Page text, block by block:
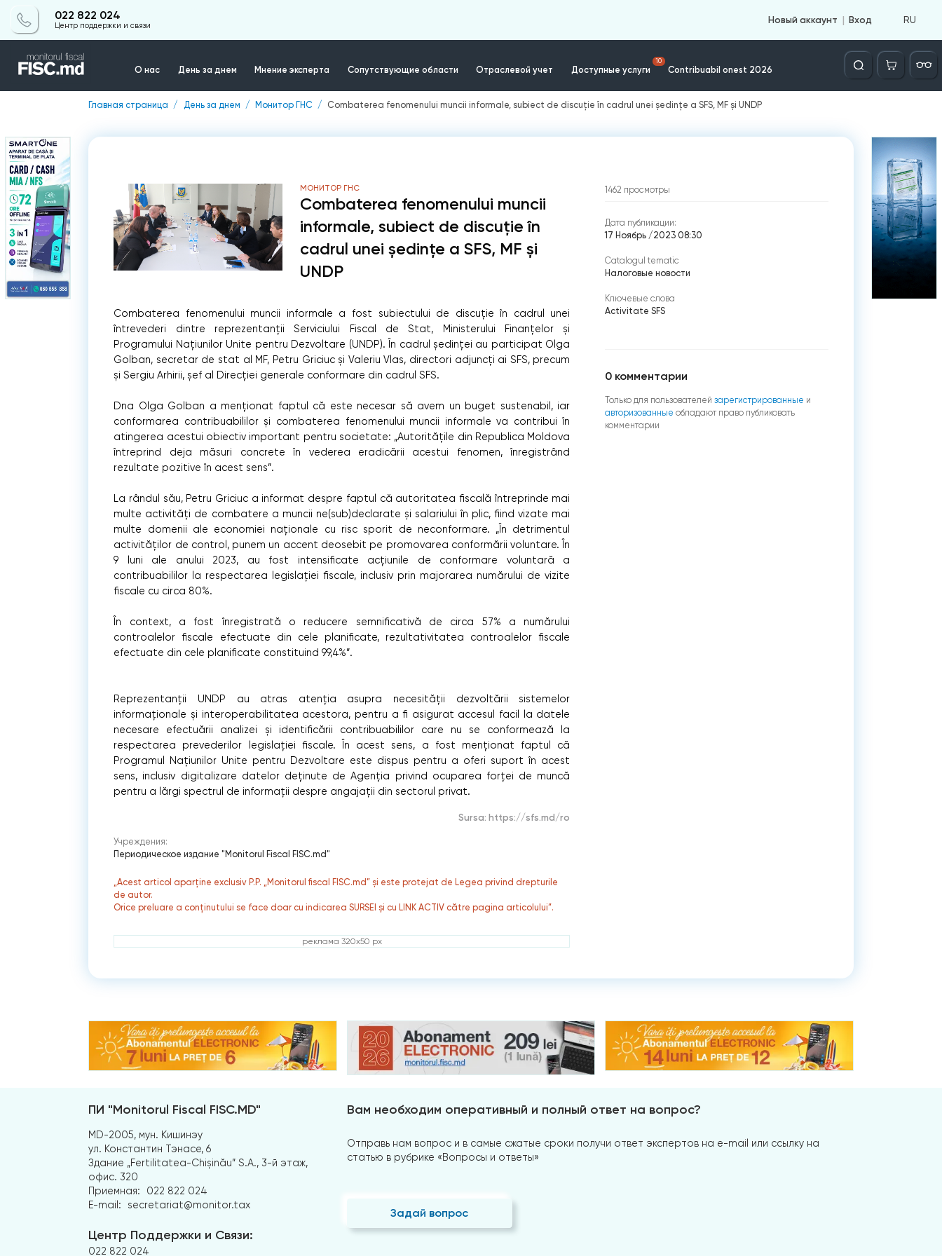
022 822 024
Центр поддержки и связи
Новый аккаунт Вход RU
О нас День за днем Мнение эксперта Сопутствующие области Отраслевой учет Доступные услуги
10
Contribuabil onest 2026
Căutare
Главная страница День за днем Монитор ГНС Combaterea fenomenului muncii informale, subiect de discuție în cadrul unei ședințe a SFS, MF și UNDP
МОНИТОР ГНС
Combaterea fenomenului muncii
informale, subiect de discuție în
cadrul unei ședințe a SFS, MF și
UNDP
Combaterea fenomenului muncii informale a fost subiectului de discuție în cadrul unei
întrevederi dintre reprezentanții Serviciului Fiscal de Stat, Ministerului Finanțelor și
Programului Națiunilor Unite pentru Dezvoltare (UNDP). În cadrul ședinței au participat Olga
Golban, secretar de stat al MF, Petru Griciuc și Valeriu Vlas, directori adjuncți ai SFS, precum
și Sergiu Arhirii, șef al Direcției generale conformare din cadrul SFS.
Dna Olga Golban a menționat faptul că este necesar să avem un buget sustenabil, iar
conformarea contribuabililor și combaterea fenomenului muncii informale va contribui în
atingerea acestui obiectiv important pentru societate: „Autoritățile din Republica Moldova
întreprind deja măsuri concrete în vederea eradicării acestui fenomen, înregistrând
rezultate pozitive în acest sens”.
La rândul său, Petru Griciuc a informat despre faptul că autoritatea fiscală întreprinde mai
multe activități de combatere a muncii ne(sub)declarate și salariului în plic, fiind vizate mai
multe domenii ale economiei naționale cu risc sporit de neconformare. „În detrimentul
activităților de control, punem un accent deosebit pe promovarea conformării voluntare. În
9 luni ale anului 2023, au fost intensificate acțiunile de conformare voluntară a
contribuabililor la respectarea legislației fiscale, inclusiv prin majorarea numărului de vizite
fiscale cu circa 80%.
În context, a fost înregistrată o reducere semnificativă de circa 57% a numărului
controalelor fiscale efectuate din cele planificate, rezultativitatea controalelor fiscale
efectuate din cele planificate constituind 99,4%”.
Reprezentanții UNDP au atras atenția asupra necesității dezvoltării sistemelor
informaționale și interoperabilitatea acestora, pentru a fi asigurat accesul facil la datele
necesare efectuării analizei și identificării contribuabililor care nu se conformează la
respectarea prevederilor legislației fiscale. În acest sens, a fost menționat faptul că
Programul Națiunilor Unite pentru Dezvoltare este dispus pentru a oferi suport în acest
sens, inclusiv digitalizare datelor deținute de Agenția privind ocuparea forței de muncă
pentru a lărgi spectrul de informații despre angajații din sectorul privat.
Sursa:https://sfs.md/ro
Учреждения:
Периодическое издание "Monitorul Fiscal FISC.md"
„Acest articol aparține exclusiv P.P. „Monitorul fiscal FISC.md” și este protejat de Legea privind drepturile
de autor.
Orice preluare a conținutului se face doar cu indicarea SURSEI și cu LINK ACTIV către pagina articolului”.
реклама 320x50 px
1462 просмотры
Дата публикации:
17 Ноябрь /2023 08:30
Catalogul tematic
Налоговые новости
Ключевые слова
Activitate SFS
0 комментарии
Только для пользователей зарегистрированные и
авторизованные обладают право публиковать
комментарии
ПИ "Monitorul Fiscal FISC.MD"
MD-2005, мун. Кишинэу
ул. Константин Тэнасе, 6
Здание „Fertilitatea-Chișinău” S.A., 3-й этаж,
офис. 320
Приемная:
022 822 024
E-mail:
secretariat@monitor.tax
Центр Поддержки и Связи:
022 822 024
Вам необходим оперативный и полный ответ на вопрос?
Отправь нам вопрос и в самые сжатые сроки получи ответ экспертов на e-mail или ссылку на
статью в рубрике «Вопросы и ответы»
Задай вопрос